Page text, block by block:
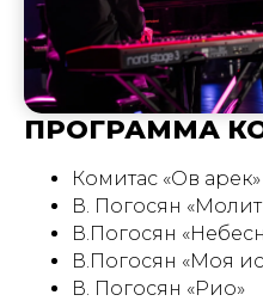
ПРОГРАММА
Комитас «Ов арек»
В. Погосян
В.Погосян
В.Погосян «Моя
В. Погосян «Рио»